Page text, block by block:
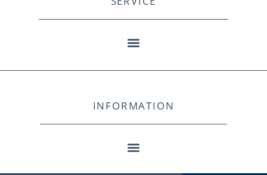
INFORMATION